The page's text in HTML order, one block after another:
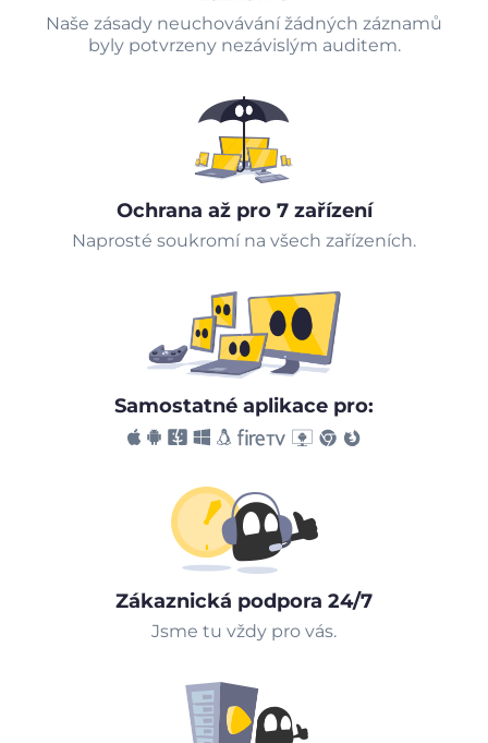
Naše zásady neuchovávání žádných záznamů
byly potvrzeny nezávislým auditem.
Ochrana až pro 7 zařízení
Naprosté soukromí na všech zařízeních.
Samostatné aplikace pro:
Zákaznická podpora 24/7
Jsme tu vždy pro vás.